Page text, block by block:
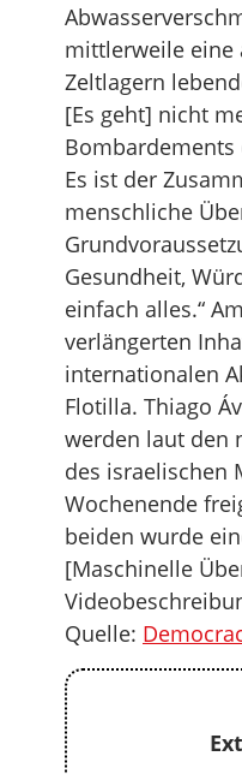
mittlerweile eine
Zeltlagern
[Es geht] nicht
Bombardements
Es ist der
menschliche
Gesundheit,
einfach alles.“
verlängerten
internationalen
Flotilla. Thiago
werden laut den
des israelischen
Wochenende
beiden wurde
[Maschinelle
Quelle: